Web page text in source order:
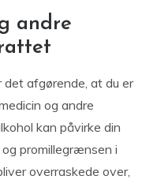
andre
afgørende, at du er
og andre
kan påvirke din
promillegrænsen i
overraskede over,